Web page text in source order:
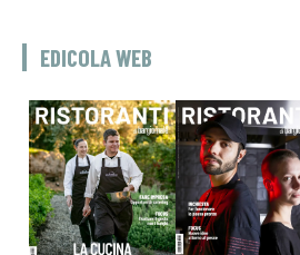
EDICOLA WEB